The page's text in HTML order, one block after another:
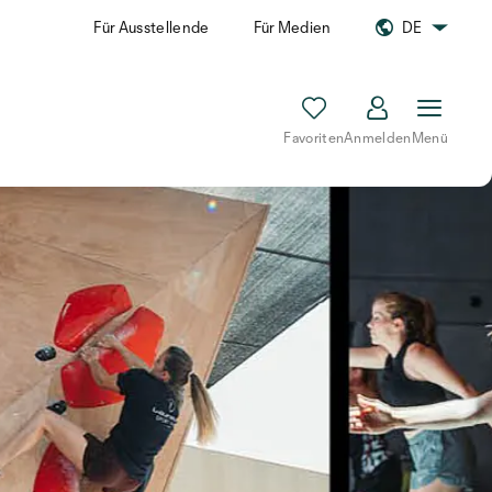
Für Ausstellende Für Medien DE
FavoritenAnmeldenMenü